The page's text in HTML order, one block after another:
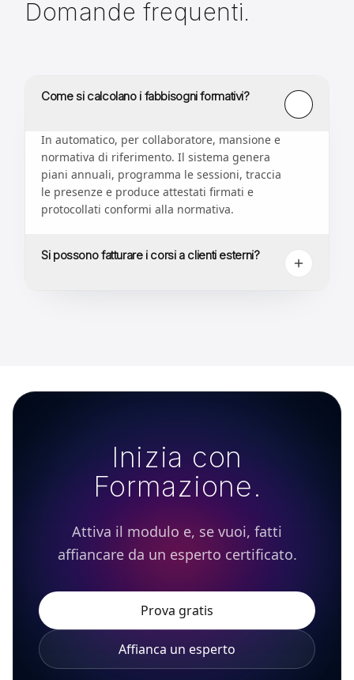
Domande frequenti.
Come si calcolano i fabbisogni formativi?
In automatico, per collaboratore, mansione e
normativa di riferimento. Il sistema genera
piani annuali, programma le sessioni, traccia
le presenze e produce attestati firmati e
protocollati conformi alla normativa.
Si possono fatturare i corsi a clienti esterni?
Inizia con
Formazione.
Attiva il modulo e, se vuoi, fatti
affiancare da un esperto certificato.
Prova gratis
Affianca un esperto